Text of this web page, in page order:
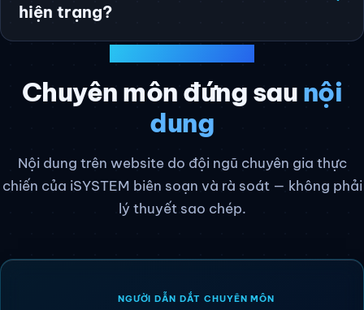
hiện trạng?
Chuyên môn đứng saunội
dung
Nội dung trên website do đội ngũ chuyên gia thực
chiến của iSYSTEM biên soạn và rà soát — không phải
lý thuyết sao chép.
NGƯỜI DẪN DẮT CHUYÊN MÔN